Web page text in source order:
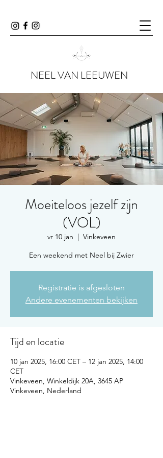
NEEL VAN LEEUWEN
Moeiteloos jezelf zijn
(VOL)
vr 10 jan
  |
Vinkeveen
Een weekend met Neel bij Zwier
Registratie is afgesloten
Andere evenementen bekijken
Tijd en locatie
10 jan 2025, 16:00 CET – 12 jan 2025, 14:00
CET
Vinkeveen, Winkeldijk 20A, 3645 AP
Vinkeveen, Nederland